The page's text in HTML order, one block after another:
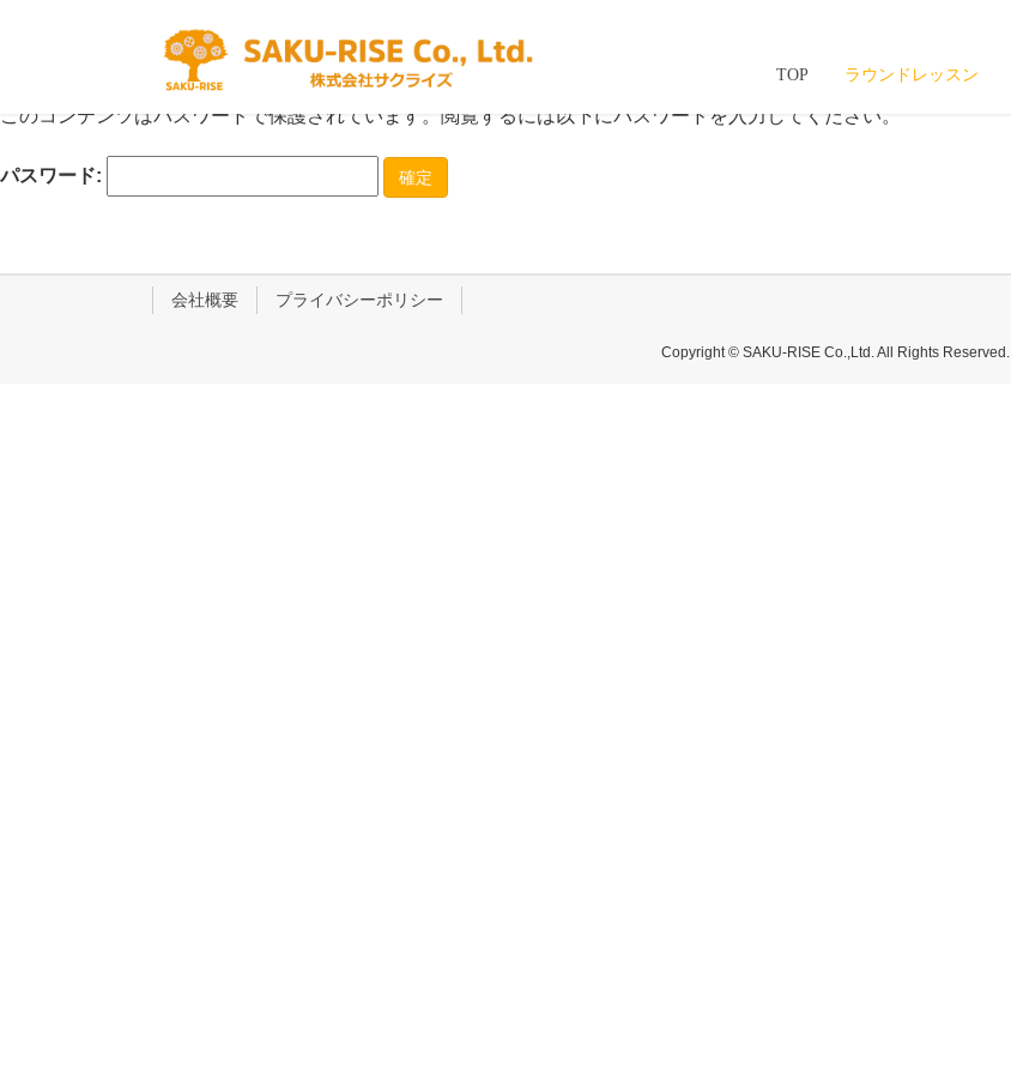
TOP ラウンドレッスン
このコンテンツはパスワードで保護されています。閲覧するには以下にパスワードを入力してください。
パスワード:
会社概要 プライバシーポリシー
Copyright © SAKU-RISE Co.,Ltd. All Rights Reserved.